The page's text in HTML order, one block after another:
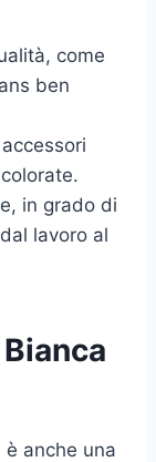
come
ben
in grado di
lavoro al
è anche una